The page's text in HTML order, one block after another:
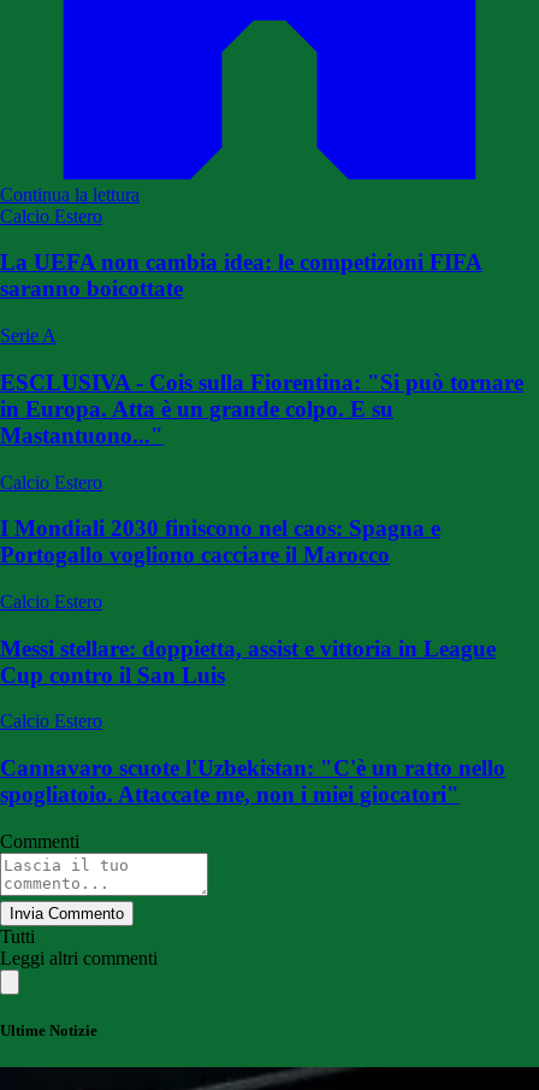
Continua la lettura
Calcio Estero
La UEFA non cambia idea: le competizioni FIFA
saranno boicottate
Serie A
ESCLUSIVA - Cois sulla Fiorentina: "Si può tornare
in Europa. Atta è un grande colpo. E su
Mastantuono..."
Calcio Estero
I Mondiali 2030 finiscono nel caos: Spagna e
Portogallo vogliono cacciare il Marocco
Calcio Estero
Messi stellare: doppietta, assist e vittoria in League
Cup contro il San Luis
Calcio Estero
Cannavaro scuote l'Uzbekistan: "C'è un ratto nello
spogliatoio. Attaccate me, non i miei giocatori"
Commenti
Invia Commento
Tutti
Leggi altri commenti
Ultime Notizie